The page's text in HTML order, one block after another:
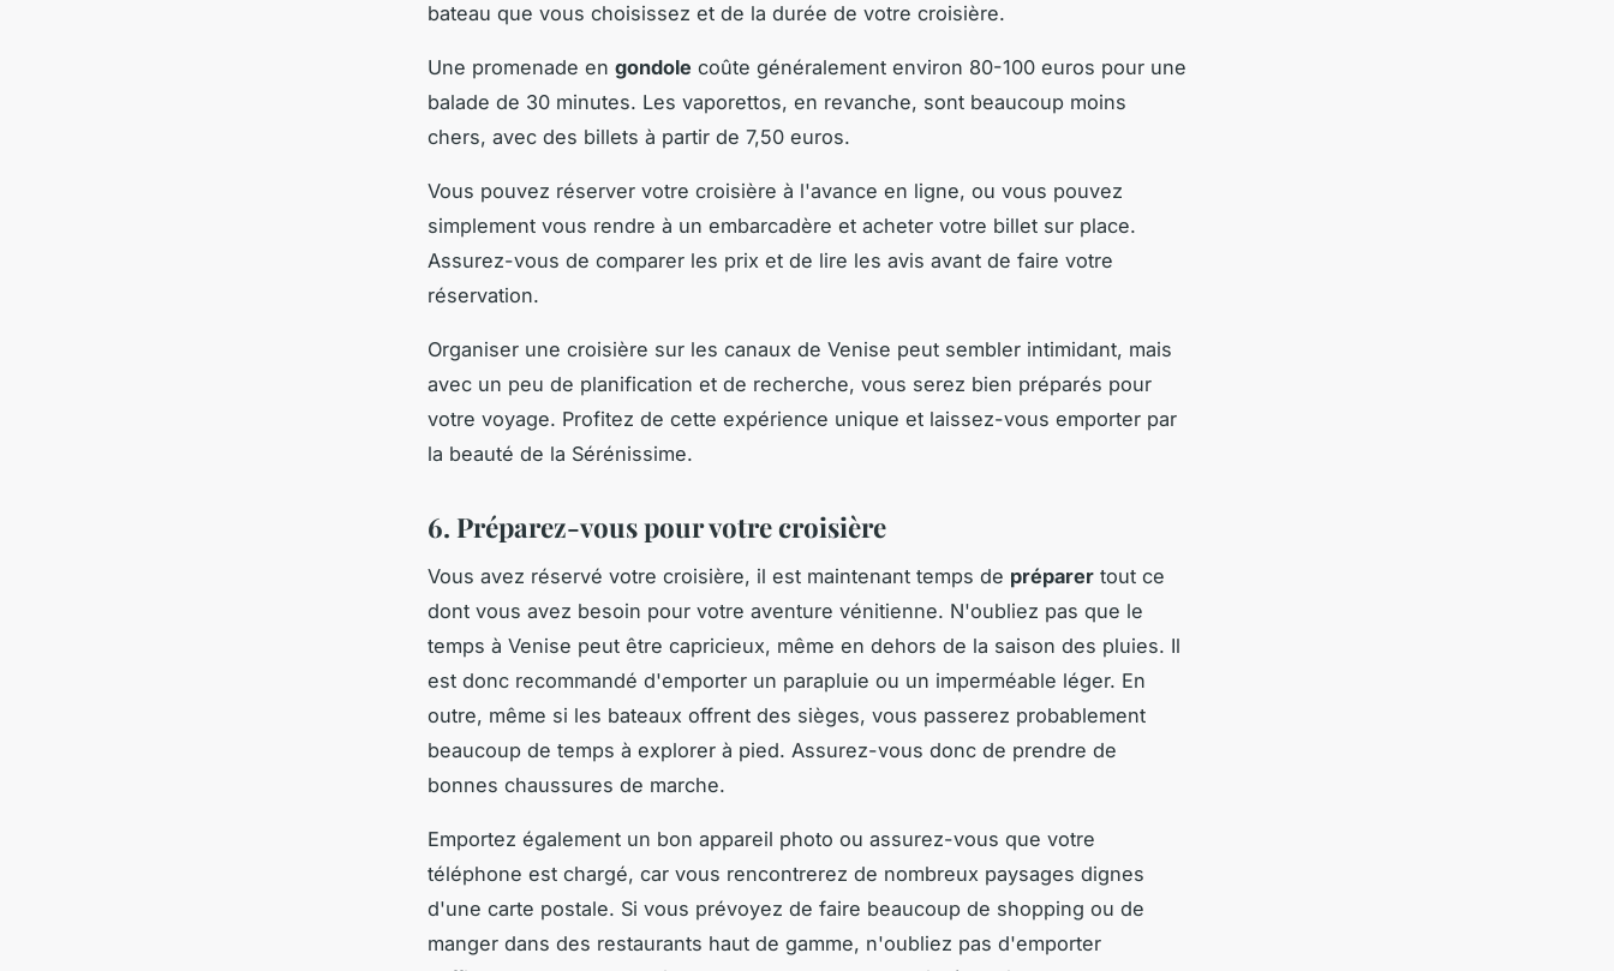
bateau que vous choisissez et de la durée de votre croisière.
Une promenade en gondole coûte généralement environ 80-100 euros pour une
balade de 30 minutes. Les vaporettos, en revanche, sont beaucoup moins
chers, avec des billets à partir de 7,50 euros.
Vous pouvez réserver votre croisière à l'avance en ligne, ou vous pouvez
simplement vous rendre à un embarcadère et acheter votre billet sur place.
Assurez-vous de comparer les prix et de lire les avis avant de faire votre
réservation.
Organiser une croisière sur les canaux de Venise peut sembler intimidant, mais
avec un peu de planification et de recherche, vous serez bien préparés pour
votre voyage. Profitez de cette expérience unique et laissez-vous emporter par
la beauté de la Sérénissime.
6. Préparez-vous pour votre croisière
Vous avez réservé votre croisière, il est maintenant temps de préparer tout ce
dont vous avez besoin pour votre aventure vénitienne. N'oubliez pas que le
temps à Venise peut être capricieux, même en dehors de la saison des pluies. Il
est donc recommandé d'emporter un parapluie ou un imperméable léger. En
outre, même si les bateaux offrent des sièges, vous passerez probablement
beaucoup de temps à explorer à pied. Assurez-vous donc de prendre de
bonnes chaussures de marche.
Emportez également un bon appareil photo ou assurez-vous que votre
téléphone est chargé, car vous rencontrerez de nombreux paysages dignes
d'une carte postale. Si vous prévoyez de faire beaucoup de shopping ou de
manger dans des restaurants haut de gamme, n'oubliez pas d'emporter